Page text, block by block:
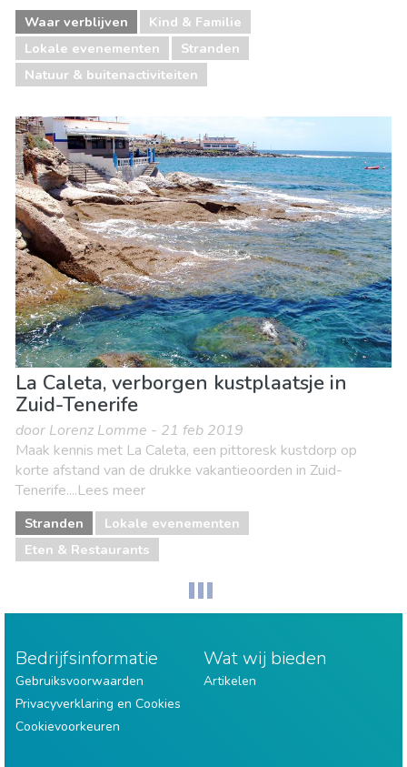
Waar verblijven
Kind & Familie
Lokale evenementen
Stranden
Natuur & buitenactiviteiten
La Caleta, verborgen kustplaatsje in
Zuid-Tenerife
door Lorenz Lomme - 21 feb 2019
Maak kennis met La Caleta, een pittoresk kustdorp op
korte afstand van de drukke vakantieoorden in Zuid-
Tenerife....Lees meer
Stranden
Lokale evenementen
Eten & Restaurants
Bedrijfsinformatie
Gebruiksvoorwaarden
Privacyverklaring en Cookies
Cookievoorkeuren
Wat wij bieden
Artikelen